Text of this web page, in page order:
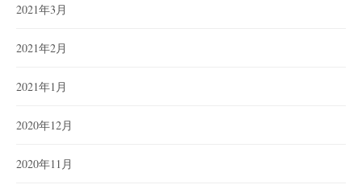
2021年3月
2021年2月
2021年1月
2020年12月
2020年11月